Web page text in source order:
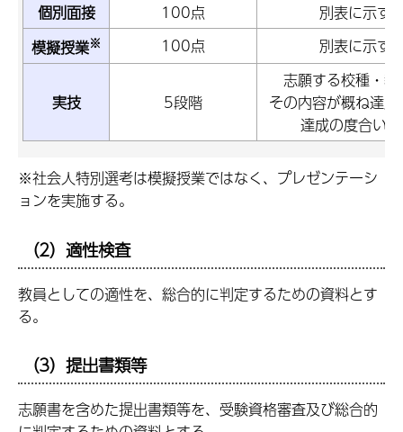
個別面接
100点
別表に示す
模擬授業※ 100点 別表に示す
実技 5段階
志願する校種・
その内容が概ね達
達成の度合い
※社会人特別選考は模擬授業ではなく、プレゼンテーシ
ョンを実施する。
（2）適性検査
教員としての適性を、総合的に判定するための資料とす
る。
（3）提出書類等
志願書を含めた提出書類等を、受験資格審査及び総合的